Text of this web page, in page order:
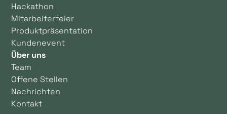
Hackathon
Mitarbeiterfeier
Produktpräsentation
Kundenevent
Über uns
Team
Offene Stellen
Nachrichten
Kontakt